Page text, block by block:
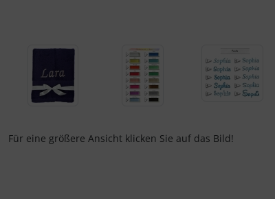
Für eine größere Ansicht klicken Sie auf das Bild!